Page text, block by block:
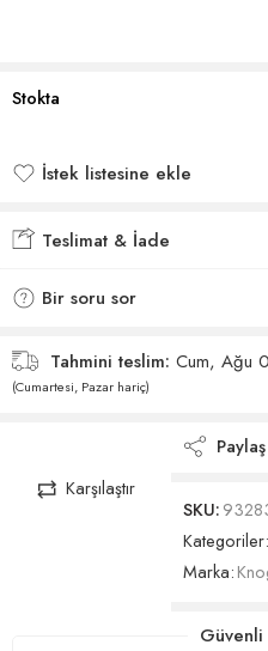
Stokta
İstek listesine ekle
Teslimat & İade
Bir soru sor
Tahmini teslim: Cum, Ağu
(Cumartesi, Pazar hariç)
Karşılaştır
Paylaş
SKU:
Kategoriler:
Marka:
Güvenli